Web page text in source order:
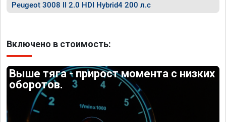
Peugeot 3008 II 2.0 HDI Hybrid4 200 л.с
Включено в стоимость:
Выше тяга - прирост момента с низких
оборотов.